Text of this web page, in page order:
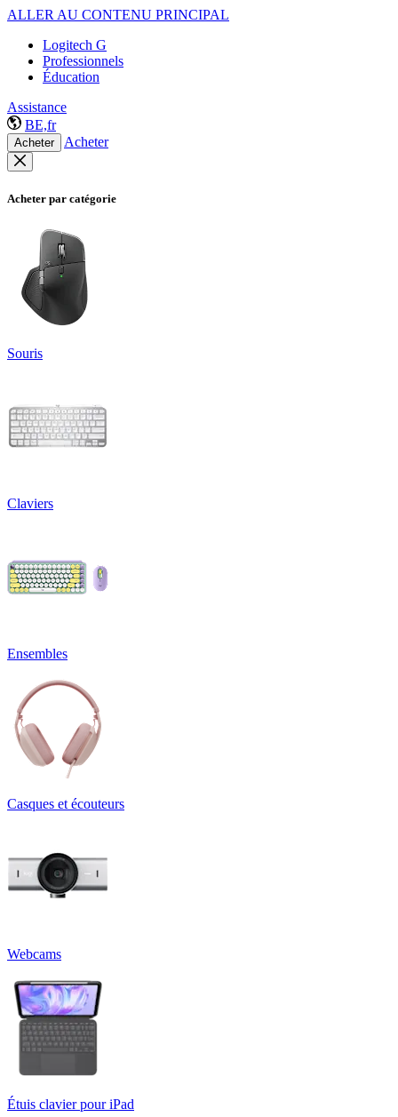
ALLER AU CONTENU PRINCIPAL
Logitech G
Professionnels
Éducation
Assistance
BE,fr
Acheter Acheter
Acheter par catégorie
Souris
Claviers
Ensembles
Casques et écouteurs
Webcams
Étuis clavier pour iPad